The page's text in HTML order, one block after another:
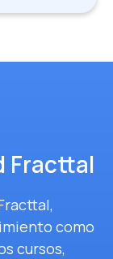
Fracttal
como
cursos,